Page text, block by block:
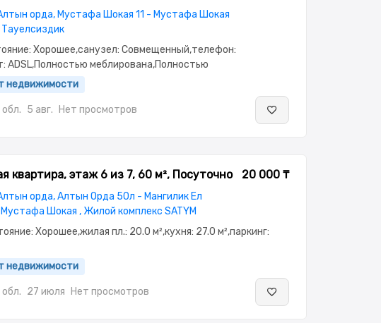
орда, Мустафа Шокая 11 - Мустафа Шокая
Хорошее,санузел: Совмещенный,телефон:
ADSL,Полностью меблирована,Полностью
3.0,паркинг: Рядом охраняемая
замок,Видеодомофон,Улучшенная
недвижимости
5 авг. Нет просмотров
квартира, этаж 6 из 7, 60 м², Посуточно
орда, Алтын Орда 50л - Мангилик Ел
Шокая , Жилой комплекс SATYM
20 000 ₸
Хорошее,жилая пл.: 20.0 м²,кухня: 27.0 м²,паркинг:
недвижимости
27 июля Нет просмотров